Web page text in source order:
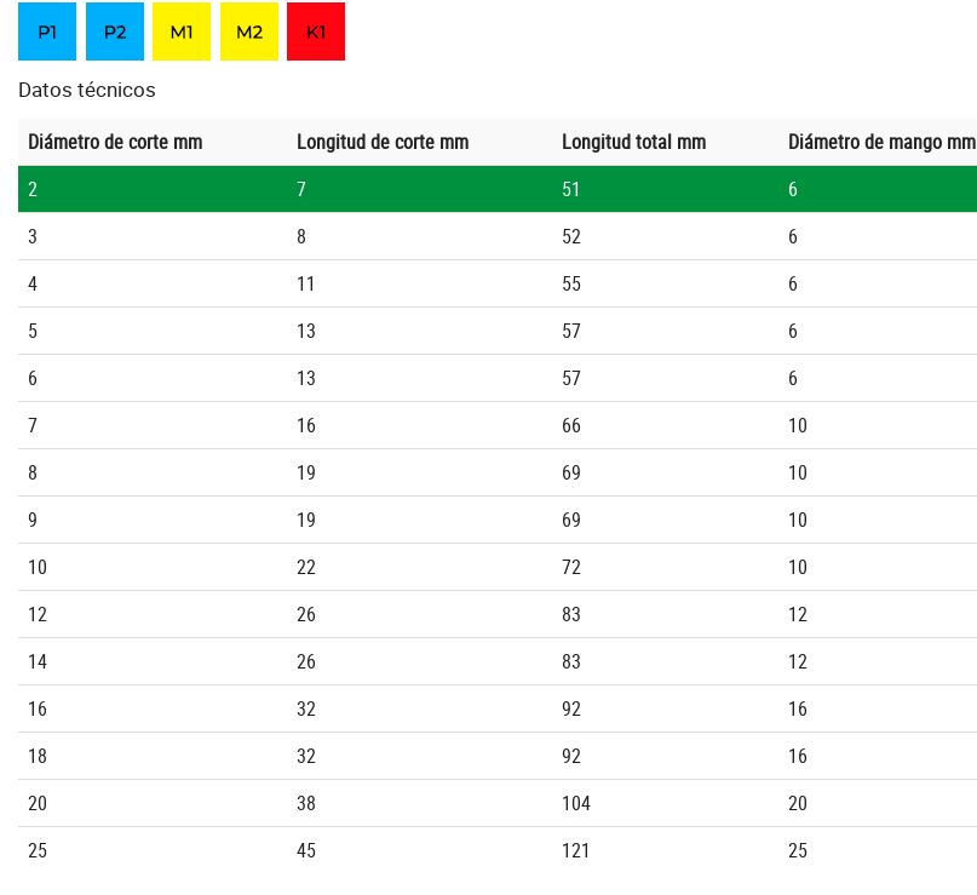
Datos técnicos
Diámetro de corte mm Longitud de corte mm Longitud total mm
Diámetro de mango mm
2
7 51
6
3
8 52
6
4
11 55
6
5
13 57
6
6
13 57
6
7
16 66
10
8
19 69
10
9
19 69
10
10
22 72
10
12
26 83
12
14
26 83
12
16
32 92
16
18
32 92
16
20
38 104
20
25
45 121 25